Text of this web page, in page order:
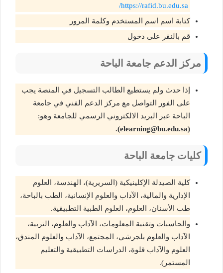
https://rafid.bu.edu.sa/
كتابة اسم اسم المستخدم وكلمة المرور
قم بالنقر على دخول
مركز الدعم جامعة الباحة
إذا حدث ولم يستطيع الطالب التسجيل في المنصة يجب
على الفور التواصل مع مركز الدعم الفني في جامعة
الباحة عبر البريد الالكتروني الرسمي للجامعة وهو:
(
elearning@bu.edu.sa
).
كليات جامعة الباحة
كلية الصيدلة الإكلينيكية (السريرية)، الهندسة، العلوم
الإدارية والمالية، الآداب والعلوم الإنسانية، الطب بالباحة،
طب الأسنان، العلوم، العلوم الطبية التطبيقية.
والحاسبات وتقنية المعلومات، الآداب والعلوم، التربية،
الآداب والعلوم بلجرشي، المجتمع، الآداب والعلوم المندق،
العلوم والآداب قلوة، الدراسات التطبيقية والتعليم
المستمر).